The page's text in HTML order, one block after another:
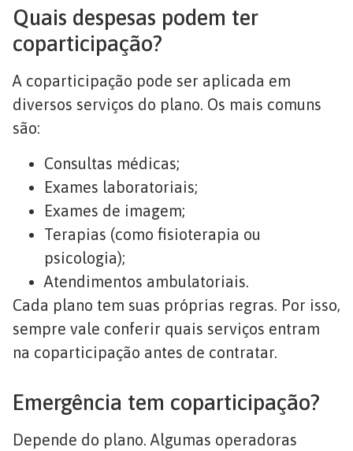
Quais despesas podem ter
coparticipação?
A coparticipação pode ser aplicada em
diversos serviços do plano. Os mais comuns
são:
Consultas médicas;
Exames laboratoriais;
Exames de imagem;
Terapias (como fisioterapia ou
psicologia);
Atendimentos ambulatoriais.
Cada plano tem suas próprias regras. Por isso,
sempre vale conferir quais serviços entram
na coparticipação antes de contratar.
Emergência tem coparticipação?
Depende do plano. Algumas operadoras